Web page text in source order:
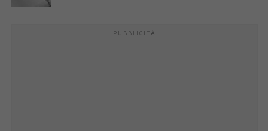
PUBBLICITÀ